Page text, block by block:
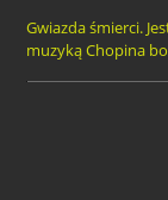
Gwiazda śmierci.
muzyką Chopina